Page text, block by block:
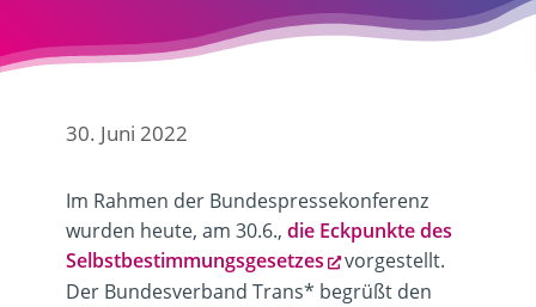
30. Juni 2022
Im Rahmen der Bundespressekonferenz
wurden heute, am 30.6., die Eckpunkte des
Selbstbestimmungsgesetzes
vorgestellt.
Der Bundesverband Trans* begrüßt den